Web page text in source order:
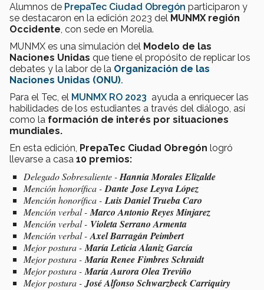
Alumnos de PrepaTec Ciudad Obregón participaron y
se destacaron en la edición 2023 del MUNMX región
Occidente , con sede en Morelia.
MUNMX es una simulación del Modelo de las
Naciones Unidas que tiene el propósito de replicar los
debates y la labor de la Organización de las
Naciones Unidas (ONU).
Para el Tec, el MUNMX RO 2023 ayuda a enriquecer las
habilidades de los estudiantes a través del diálogo, así
como la formación de interés por situaciones
mundiales.
En esta edición, PrepaTec Ciudad Obregón logró
llevarse a casa 10 premios:
Delegado Sobresaliente -Hannia Morales Elizalde
Mención honorífica - Dante Jose Leyva López
Mención honorífica - Luis Daniel Trueba Caro
Mención verbal - Marco Antonio Reyes Minjarez
Mención verbal - Violeta Serrano Armenta
Mención verbal - Axel Barragán Peimbert
Mejor postura - María Leticia Alaniz García
Mejor postura - María Renee Fimbres Schraidt
Mejor postura - María Aurora Olea Treviño
Mejor postura - José Alfonso Schwarzbeck Carriquiry